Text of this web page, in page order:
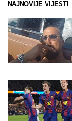
NAJNOVIJE VIJESTI